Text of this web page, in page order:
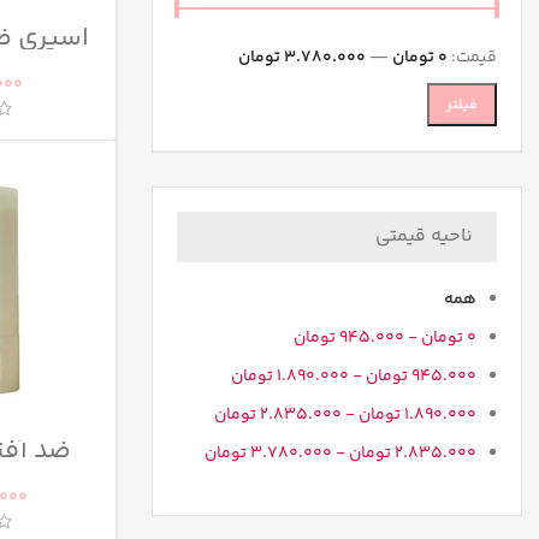
فیلتر
قیمت: 0 تومان — 3.780.000 تومان
ناحیه قیمتی
همه
0تومان-
945.000تومان
945.000تومان-
1.890.000تومان
1.890.000تومان-
2.835.000تومان
2.835.000تومان-
3.780.000تومان
اسپری
ضد